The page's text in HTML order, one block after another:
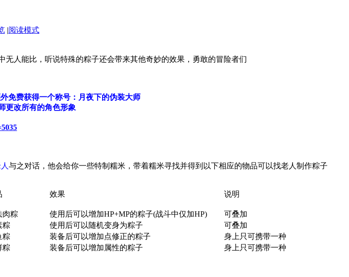
|阅读模式
人能比，听说特殊的粽子还会带来其他奇妙的效果，勇敢的冒险者们
免费获得一个称号：月夜下的伪装大师
更改所有的角色形象
与之对话，他会给你一些特制糯米，带着糯米寻找并得到以下相应的物品可以找老人制作粽子
效果 说明
肉粽 使用后可以增加HP+MP的粽子(战斗中仅加HP)
可叠加
粽 使用后可以随机变身为粽子
可叠加
粽 装备后可以增加点修正的粽子
身上只可携带一种
粽 装备后可以增加属性的粽子 身上只可携带一种